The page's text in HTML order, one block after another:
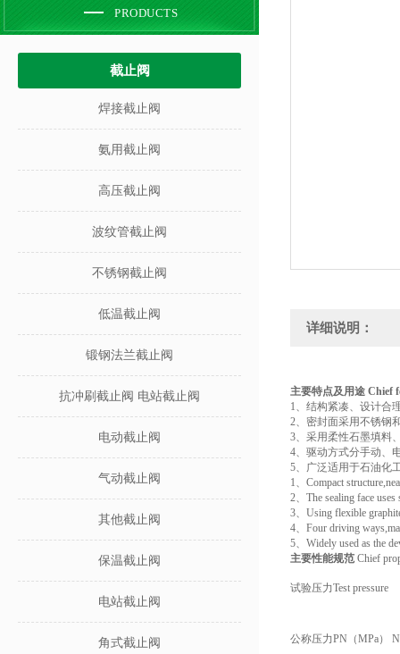
PRODUCTS
截止阀
焊接截止阀
氨用截止阀
高压截止阀
波纹管截止阀
不锈钢截止阀
低温截止阀
锻钢法兰截止阀
抗冲刷截止阀 电站截止阀
电动截止阀
气动截止阀
其他截止阀
保温截止阀
电站截止阀
角式截止阀
详细说明：
主要特点及用途 Chief
1、结构紧凑、设计合
2、密封面采用不锈钢
3、采用柔性石墨填料
4、驱动方式分手动、
5、广泛适用于石油化
1、Compact
2、The sealing face
3、Using flexible
4、Four driving
5、Widely used as the
主要性能规范 Chief
试验压力Test pressure
公称压力PN（MPa）